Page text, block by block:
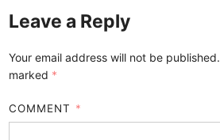
Leave a Reply
Your email address will not be published.
marked *
COMMENT *